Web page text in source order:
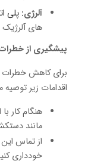
آلرژی: پلی
های آلرژیک
پیشگیری از
برای کاهش خطرات
اقدامات زیر
هنگام کار
مانند
از تماس
خودداری